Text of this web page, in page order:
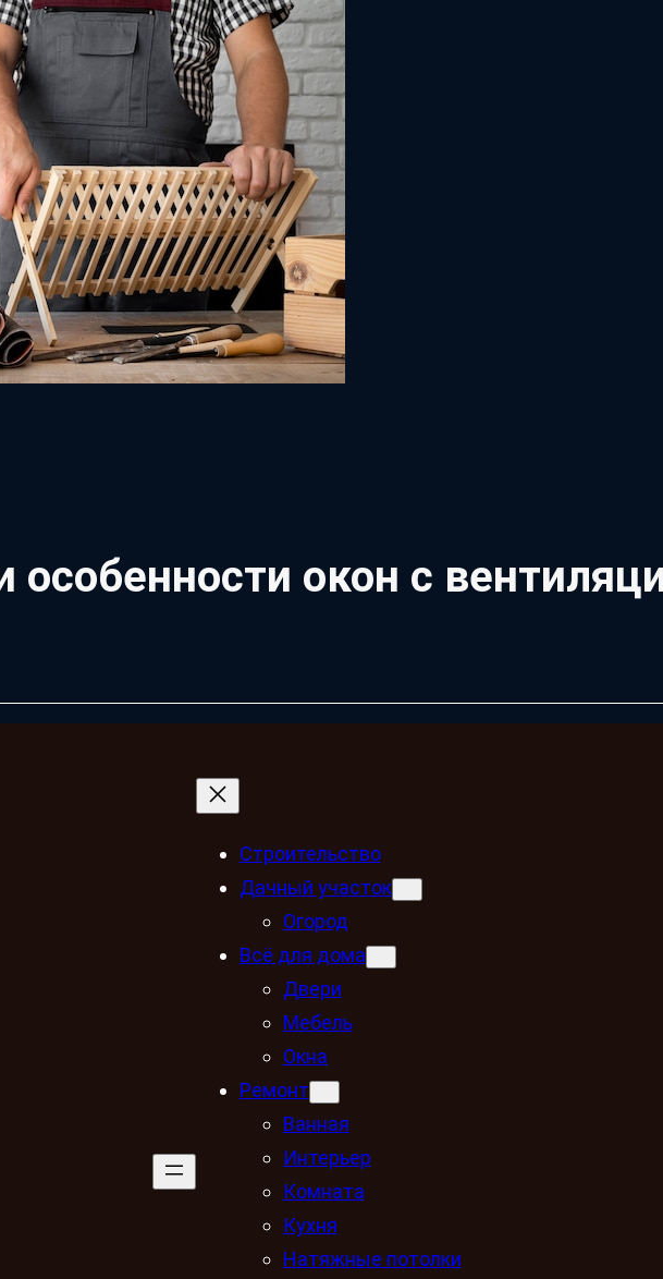
особенности окон с
Строительство
Дачный участок
Огород
Всё для дома
Двери
Мебель
Окна
Ремонт
Ванная
Интерьер
Комната
Кухня
Натяжные потолки